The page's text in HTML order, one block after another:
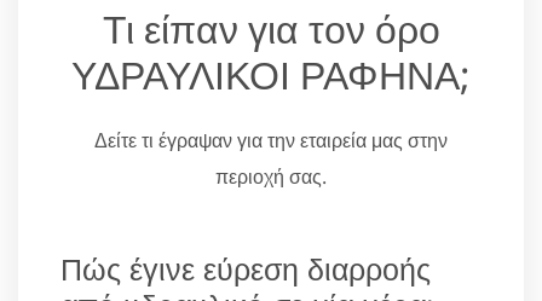
Τι είπαν για τον όρο
ΥΔΡΑΥΛΙΚΟΙ ΡΑΦΗΝΑ;
Δείτε τι έγραψαν για την εταιρεία μας στην
περιοχή σας.
Πώς έγινε εύρεση διαρροής